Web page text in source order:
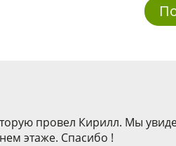
провел Кирилл. Мы
этаже. Спасибо !